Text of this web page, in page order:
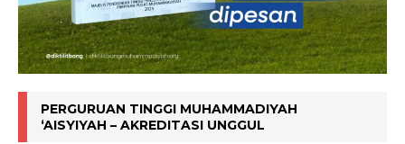
PERGURUAN TINGGI MUHAMMADIYAH
‘AISYIYAH – AKREDITASI UNGGUL